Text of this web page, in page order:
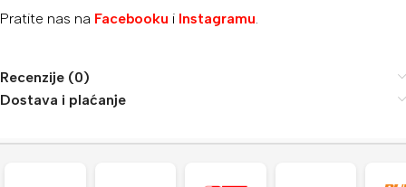
Pratite nas na Facebooku i Instagramu.
Recenzije (0)
Dostava i plaćanje